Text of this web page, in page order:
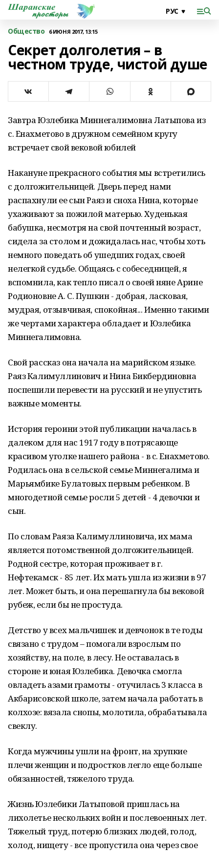
Общество 6 ИЮНЯ 2017, 13:15
Секрет долголетия – в
честном труде, чистой душе
Завтра Юзлебика Миннегалимовна Латыпова из
с. Енахметово в дружном семейном кругу
встречает свой вековой юбилей
Накануне прекрасного события мы встретились
с долгожительницей. Дверь перед нами
распахнули ее сын Раяз и сноха Нина, которые
ухаживают за пожилой матерью. Худенькая
бабушка, несмотря на свой почтенный возраст,
сидела за столом и дожидалась нас, чтобы хоть
немного поведать об ушедших годах, своей
нелегкой судьбе. Общаясь с собеседницей, я
вспомнила, как тепло писал о своей няне Арине
Родионовне А. С. Пушкин - добрая, ласковая,
мудрая, отзывчивая, спокойная... Именно такими
же чертами характера обладает и Юзлебика
Миннегалимовна.
Свой рассказ она начала на марийском языке.
Раяз Калимуллинович и Нина Бикбердиновна
поспешили перевести на русский и не упустить
важные моменты.
История героини этой публикации началась в
далеком для нас 1917 году в потрясающе
красивом уголке нашего района - в с. Енахметово.
Родилась она в сельской семье Миннегалима и
Марьямбике Булатовых первым ребенком. В
многодетной семье росли 5 детей - 4 девочки и
сын.
По словам Раяза Калимуллиновича, их мама
является потомственной долгожительницей.
Родной сестре, которая проживает в г.
Нефтекамск - 85 лет. Их мать ушла из жизни в 97
лет. Может быть, и она перешагнула бы вековой
рубеж, если бы не простуда.
Детство у всех мальчишек и девчонок в те годы
связано с трудом – помогали взрослым по
хозяйству, на поле, в лесу. Не оставалась в
стороне и юная Юзлебика. Девочка смогла
овладеть азами грамоты - отучилась 3 класса в
Акбарисовской школе, затем начала работать в
колхозе: вязала снопы, молотила, обрабатывала
свеклу.
Когда мужчины ушли на фронт, на хрупкие
плечи женщин и подростков легло еще больше
обязанностей, тяжелого труда.
Жизнь Юзлебики Латыповой пришлась на
лихолетье нескольких войн и послевоенных лет.
Тяжелый труд, потерю близких людей, голод,
холод, нищету - все пропустила она через свое